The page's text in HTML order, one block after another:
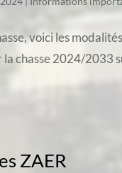
voici les
chasse 2024/2033
ZAER